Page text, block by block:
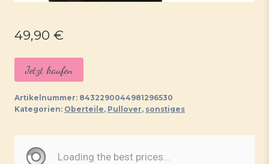
49,90 €
Jetzt kaufen
Artikelnummer: 8432290044981296530
Kategorien: Oberteile, Pullover, sonstiges